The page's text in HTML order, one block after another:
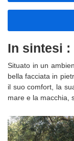
In sintesi :
Situato in un
bella facciata in
il suo comfort, la
mare e la macchia,